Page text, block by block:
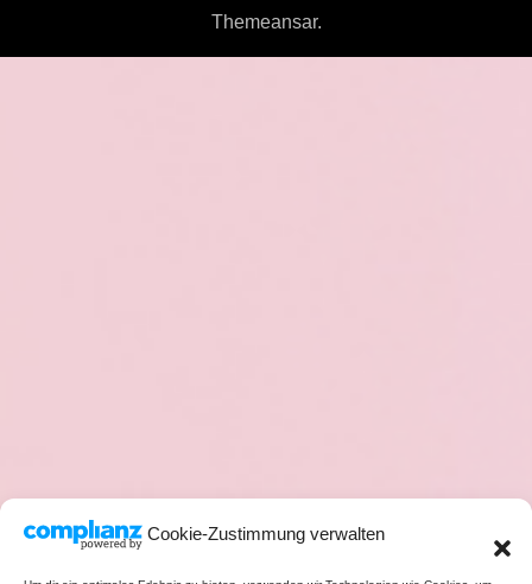
Cookie-Zustimmung verwalten
Themeansar.